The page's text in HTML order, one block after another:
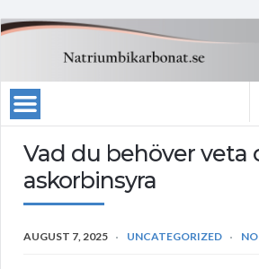
Vad du behöver veta
askorbinsyra
AUGUST 7, 2025 UNCATEGORIZED